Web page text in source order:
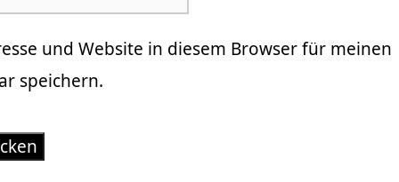
und Website in diesem Browser für meinen
speichern.